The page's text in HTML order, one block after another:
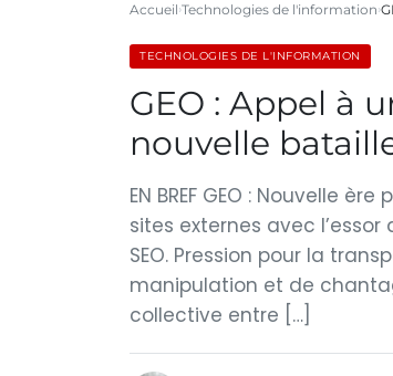
Accueil Technologies de l'information
TECHNOLOGIES DE L'INFORMATION
GEO : Appel à
nouvelle
EN BREF GEO : Nouvelle
sites externes avec
SEO. Pression pour la
manipulation et de
collective entre […]